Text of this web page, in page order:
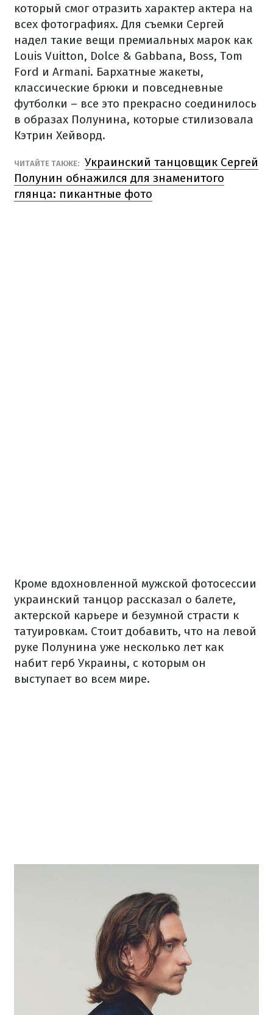
который смог отразить характер актера на
всех фотографиях. Для съемки Сергей
надел такие вещи премиальных марок как
Louis Vuitton, Dolce & Gabbana, Boss, Tom
Ford и Armani. Бархатные жакеты,
классические брюки и повседневные
футболки – все это прекрасно соединилось
в образах Полунина, которые стилизовала
Кэтрин Хейворд.
ЧИТАЙТЕ ТАКЖЕ: Украинский танцовщик Сергей
Полунин обнажился для знаменитого
глянца: пикантные фото
Кроме вдохновленной мужской фотосессии
украинский танцор рассказал о балете,
актерской карьере и безумной страсти к
татуировкам. Стоит добавить, что на левой
руке Полунина уже несколько лет как
набит герб Украины, с которым он
выступает во всем мире.